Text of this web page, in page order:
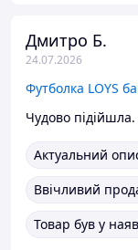
Дмитро Б.
24.07.2026
Чудово
Актуальний
Ввічливий
Товар був у